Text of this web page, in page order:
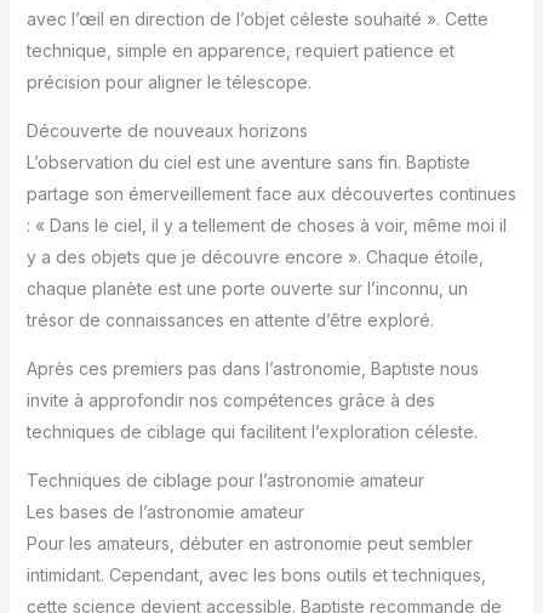
avec l’œil en direction de l’objet céleste souhaité ». Cette
technique, simple en apparence, requiert patience et
précision pour aligner le télescope.
Découverte de nouveaux horizons
L’observation du ciel est une aventure sans fin. Baptiste
partage son émerveillement face aux découvertes continues
: « Dans le ciel, il y a tellement de choses à voir, même moi il
y a des objets que je découvre encore ». Chaque étoile,
chaque planète est une porte ouverte sur l’inconnu, un
trésor de connaissances en attente d’être exploré.
Après ces premiers pas dans l’astronomie, Baptiste nous
invite à approfondir nos compétences grâce à des
techniques de ciblage qui facilitent l’exploration céleste.
Techniques de ciblage pour l’astronomie amateur
Les bases de l’astronomie amateur
Pour les amateurs, débuter en astronomie peut sembler
intimidant. Cependant, avec les bons outils et techniques,
cette science devient accessible. Baptiste recommande de